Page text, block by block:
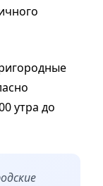
утра до